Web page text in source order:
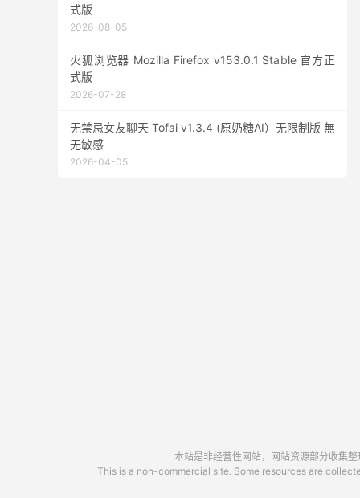
式版
2026-08-05
火狐浏览器 Mozilla Firefox v153.0.1 Stable 官方正
式版
2026-07-28
无禁忌女友聊天 Tofai v1.3.4 (原奶糖AI）无限制版 無
无敏感
2026-04-05
本站是非经营性网站，网站资源部分收集
This is a non-commercial site. Some resources are